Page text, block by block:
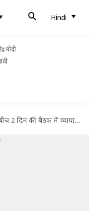
Hindi
मोदी
में व्यापार-समझौते पर नहीं बनी बात, क्या है अड़चन?